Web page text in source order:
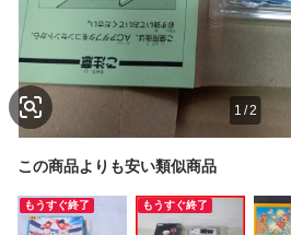
1 /2
この商品よりも安い類似商品
もうすぐ終了 もうすぐ終了